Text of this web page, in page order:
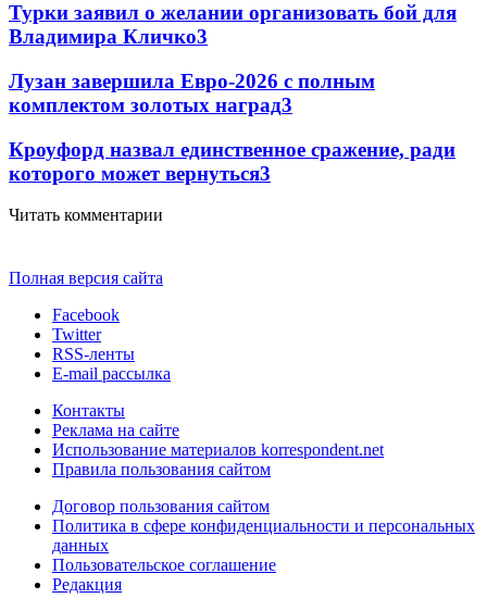
Турки заявил о желании организовать бой для
Владимира Кличко3
Лузан завершила Евро-2026 с полным
комплектом золотых наград3
Кроуфорд назвал единственное сражение, ради
которого может вернуться3
Читать комментарии
Полная версия сайта
Facebook
Twitter
RSS-ленты
E-mail рассылка
Контакты
Реклама на сайте
Использование материалов korrespondent.net
Правила пользования сайтом
Договор пользования сайтом
Политика в сфере конфиденциальности и персональных
данных
Пользовательское соглашение
Редакция